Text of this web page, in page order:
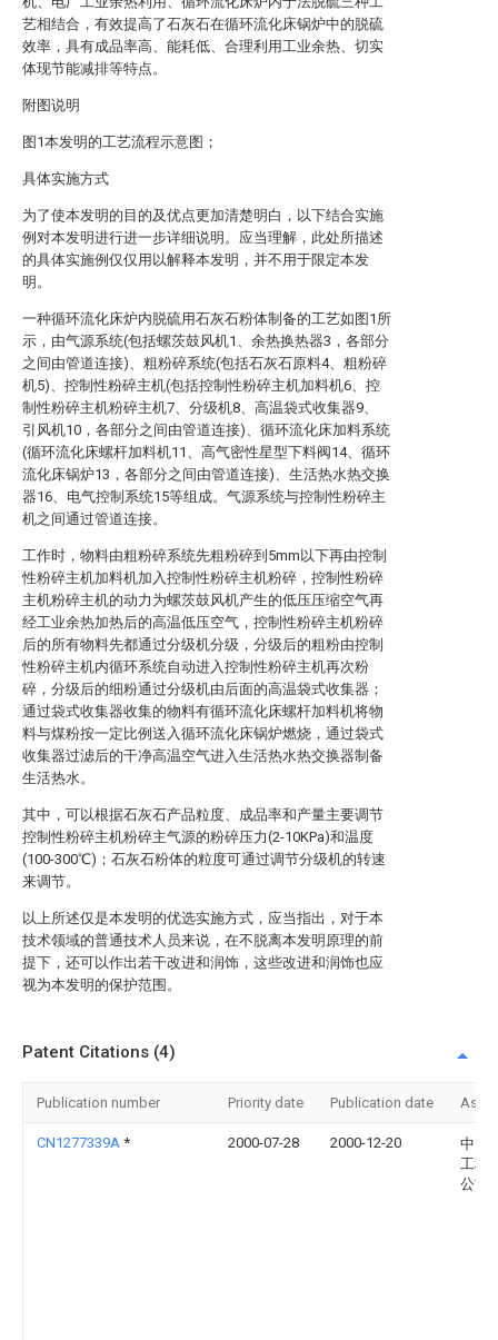
艺相结合，有效提高了石灰石在循环流化床锅炉中的脱硫
效率，具有成品率高、能耗低、合理利用工业余热、切实
体现节能减排等特点。
附图说明
图1本发明的工艺流程示意图；
具体实施方式
为了使本发明的目的及优点更加清楚明白，以下结合实施
例对本发明进行进一步详细说明。应当理解，此处所描述
的具体实施例仅仅用以解释本发明，并不用于限定本发
明。
一种循环流化床炉内脱硫用石灰石粉体制备的工艺如图1所
示，由气源系统(包括螺茨鼓风机1、余热换热器3，各部分
之间由管道连接)、粗粉碎系统(包括石灰石原料4、粗粉碎
机5)、控制性粉碎主机(包括控制性粉碎主机加料机6、控
制性粉碎主机粉碎主机7、分级机8、高温袋式收集器9、
引风机10，各部分之间由管道连接)、循环流化床加料系统
(循环流化床螺杆加料机11、高气密性星型下料阀14、循环
流化床锅炉13，各部分之间由管道连接)、生活热水热交换
器16、电气控制系统15等组成。气源系统与控制性粉碎主
机之间通过管道连接。
工作时，物料由粗粉碎系统先粗粉碎到5mm以下再由控制
性粉碎主机加料机加入控制性粉碎主机粉碎，控制性粉碎
主机粉碎主机的动力为螺茨鼓风机产生的低压压缩空气再
经工业余热加热后的高温低压空气，控制性粉碎主机粉碎
后的所有物料先都通过分级机分级，分级后的粗粉由控制
性粉碎主机内循环系统自动进入控制性粉碎主机再次粉
碎，分级后的细粉通过分级机由后面的高温袋式收集器；
通过袋式收集器收集的物料有循环流化床螺杆加料机将物
料与煤粉按一定比例送入循环流化床锅炉燃烧，通过袋式
收集器过滤后的干净高温空气进入生活热水热交换器制备
生活热水。
其中，可以根据石灰石产品粒度、成品率和产量主要调节
控制性粉碎主机粉碎主气源的粉碎压力(2-10KPa)和温度
(100-300℃)；石灰石粉体的粒度可通过调节分级机的转速
来调节。
以上所述仅是本发明的优选实施方式，应当指出，对于本
技术领域的普通技术人员来说，在不脱离本发明原理的前
提下，还可以作出若干改进和润饰，这些改进和润饰也应
视为本发明的保护范围。
Patent Citations (4)
Publication number Priority date Publication date
CN1277339A * 2000-07-28 2000-12-20
中国
工程
公司